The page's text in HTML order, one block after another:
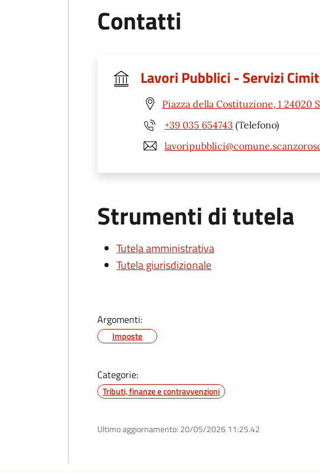
Contatti
Lavori Pubblici - Servizi
Piazza della Costituzione, 1 24020
+39 035 654743 (Telefono)
Strumenti di tutela
Tutela amministrativa
Tutela giurisdizionale
Argomenti:
Imposte
Categorie:
Tributi, finanze e contravvenzioni
Ultimo aggiornamento: 20/05/2026 11:25.42